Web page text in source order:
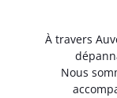
À travers
Nous